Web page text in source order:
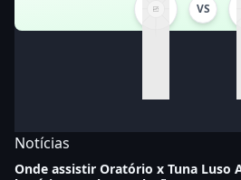
VS
Notícias
Onde assistir Oratório x Tuna Luso